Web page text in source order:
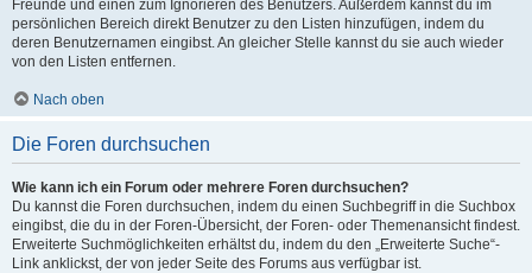
Freunde und einen zum Ignorieren des Benutzers. Außerdem kannst du im
persönlichen Bereich direkt Benutzer zu den Listen hinzufügen, indem du
deren Benutzernamen eingibst. An gleicher Stelle kannst du sie auch wieder
von den Listen entfernen.
Nach oben
Die Foren durchsuchen
Wie kann ich ein Forum oder mehrere Foren durchsuchen?
Du kannst die Foren durchsuchen, indem du einen Suchbegriff in die Suchbox
eingibst, die du in der Foren-Übersicht, der Foren- oder Themenansicht findest.
Erweiterte Suchmöglichkeiten erhältst du, indem du den „Erweiterte Suche“-
Link anklickst, der von jeder Seite des Forums aus verfügbar ist.